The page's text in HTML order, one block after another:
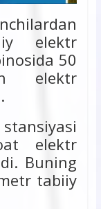
elektr
50
elektr
elektr
Buning
tabiiy